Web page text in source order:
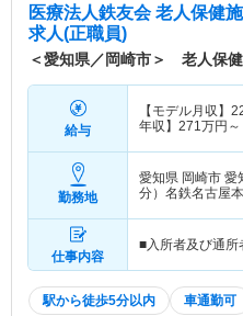
医療法人鉄友会 老人保健
求人(正職員)
＜愛知県／岡崎市＞ 老人保
給与
【モデル月収】
年収】 271万円～
勤務地
愛知県 岡崎市 愛
分）名鉄名古屋
仕事内容
■入所者及び通所
駅から徒歩5分以内 車通勤可